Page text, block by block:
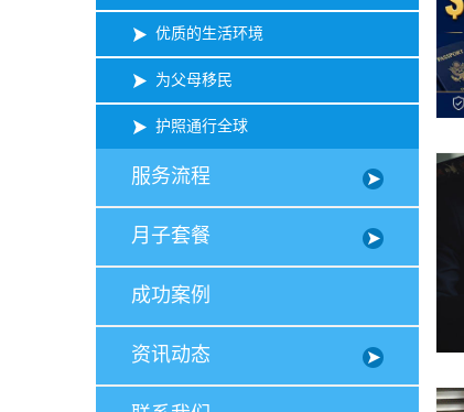
优质的生活环境
为父母移民
护照通行全球
服务流程
月子套餐
成功案例
资讯动态